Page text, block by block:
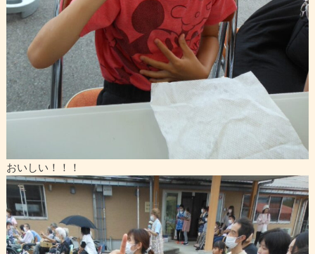
おいしい！！！